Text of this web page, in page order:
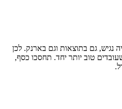
נגיש, גם בתוצאות וגם בארנק. לכן
טוב יותר יחד. תחסכו כסף,